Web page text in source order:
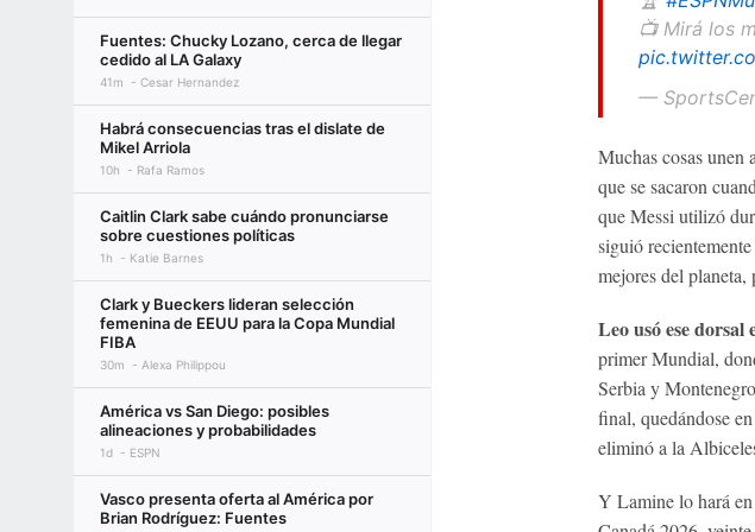
Fuentes: Chucky Lozano, cerca de llegar
cedido al LA Galaxy
41m Cesar Hernandez
Habrá consecuencias tras el dislate de
Mikel Arriola
10h Rafa Ramos
Caitlin Clark sabe cuándo pronunciarse
sobre cuestiones políticas
1h Katie Barnes
Clark y Bueckers lideran selección
femenina de EEUU para la Copa Mundial
FIBA
30m Alexa Philippou
América vs San Diego: posibles
alineaciones y probabilidades
1d ESPN
Vasco presenta oferta al América por
Brian Rodríguez: Fuentes
📺 Mirá los
—
Muchas cosas unen
que se sacaron
que Messi utilizó
siguió
mejores del planeta,
Leo usó ese dorsal
primer Mundial,
Serbia y
final, quedándose
eliminó a la
Y Lamine lo hará